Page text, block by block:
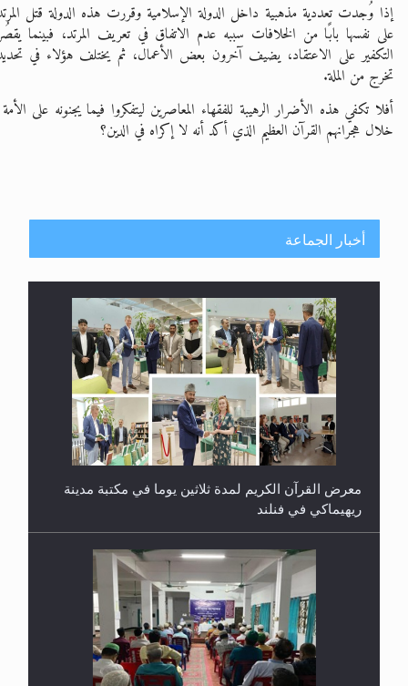
إذا وُجدت تعددية مذهبية داخل الدولة الإسلامية وقررت هذه الدولة قتل
على نفسها بابًا من الخلافات سببه عدم الاتفاق في تعريف المرتد، فبينما
التكفير على الاعتقاد، يضيف آخرون بعض الأعمال، ثم يختلف هؤلاء في
تخرج من الملة.
أفلا تكفي هذه الأضرار الرهيبة للفقهاء المعاصرين ليتفكروا فيما يجنونه على
خلال هجرانهم القرآن العظيم الذي أكد أنه لا إكراه في الدين؟
أخبار الجماعة
معرض القرآن الكريم لمدة ثلاثين يوما في مكتبة مدينة
ريهيماكي في فنلند